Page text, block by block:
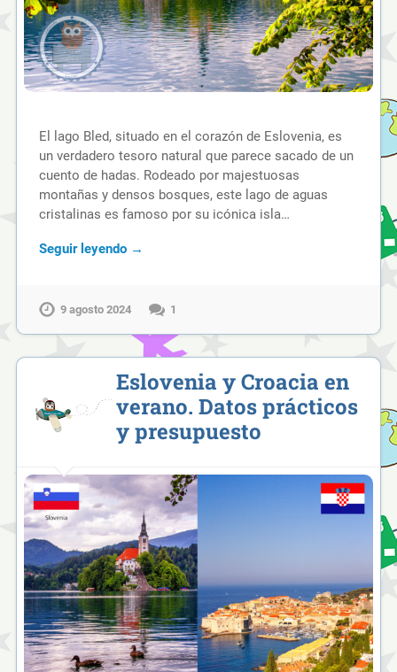
El lago Bled, situado en el corazón de Eslovenia, es
un verdadero tesoro natural que parece sacado de un
cuento de hadas. Rodeado por majestuosas
montañas y densos bosques, este lago de aguas
cristalinas es famoso por su icónica isla…
Seguir leyendo →
9 agosto 2024 1
Eslovenia y Croacia en
verano. Datos prácticos
y presupuesto